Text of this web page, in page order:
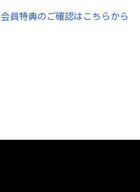
会員特典のご確認はこちらから